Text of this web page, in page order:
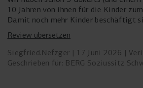
10 Jahren von ihnen für die Kinder
Damit noch mehr Kinder beschäftigt
Soziussitz dazugekauft. Ihre Ware ist
unverwüstlich. Das eizige Manko sind
Reifen, weil nach einiger Zeit die Luft
drin bleibt.
Review übersetzen
Siegfried.Nefzger
17 Juni 2026
Geschrieben für: BERG Soziussitz